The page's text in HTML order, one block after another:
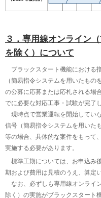
３．専用線オンライン
を除く）について
ブラックスタート機能における
（簡易指令システムを用いたも
の公募に応募または応札される場
でに必要な対応工事・試験が完了
現時点で営業運転を開始してい
信号（簡易指令システムを用いた
等の場合、具体的な案件をもって
実施する必要があります。
標準工期については、お申込み
期および費用は見積のうえ、算定
なお、必ずしも専用線オンライ
除く）の実施がブラックスタート